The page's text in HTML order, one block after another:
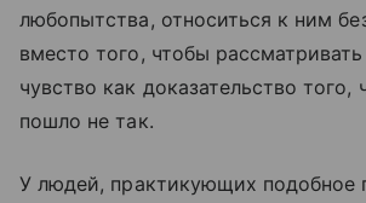
любопытства, относиться к ним
вместо того, чтобы
чувство как доказательство того,
пошло не так.
У людей, практикующих подобное